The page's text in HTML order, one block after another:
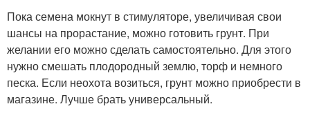
Пока семена мокнут в стимуляторе, увеличивая свои
шансы на прорастание, можно готовить грунт. При
желании его можно сделать самостоятельно. Для этого
нужно смешать плодородный землю, торф и немного
песка. Если неохота возиться, грунт можно приобрести в
магазине. Лучше брать универсальный.